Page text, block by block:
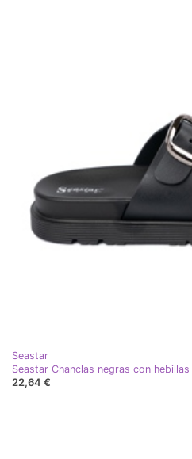
Seastar
Seastar Chanclas negras con
22,64 €